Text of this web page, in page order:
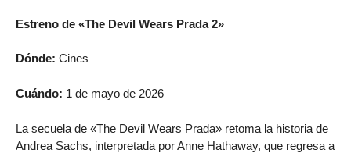
Estreno de «The Devil Wears Prada 2»
Dónde: Cines
Cuándo: 1 de mayo de 2026
La secuela de «The Devil Wears Prada» retoma la historia de
Andrea Sachs, interpretada por Anne Hathaway, que regresa a